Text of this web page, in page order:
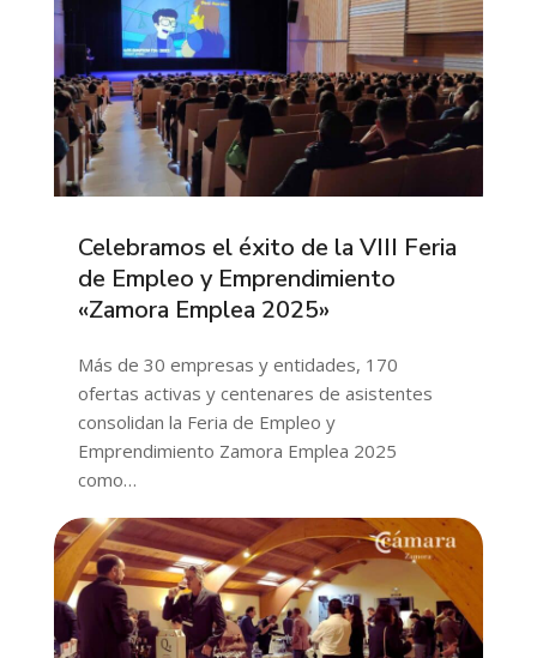
Celebramos el éxito de la VIII Feria
de Empleo y Emprendimiento
«Zamora Emplea 2025»
Más de 30 empresas y entidades, 170
ofertas activas y centenares de asistentes
consolidan la Feria de Empleo y
Emprendimiento Zamora Emplea 2025
como…